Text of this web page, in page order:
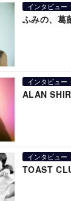
インタビュー
ふみの、葛
インタビュー
ALAN
インタビュー
TOAST